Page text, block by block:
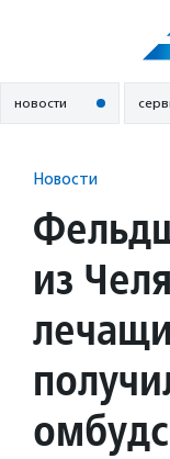
новости
Новости
из